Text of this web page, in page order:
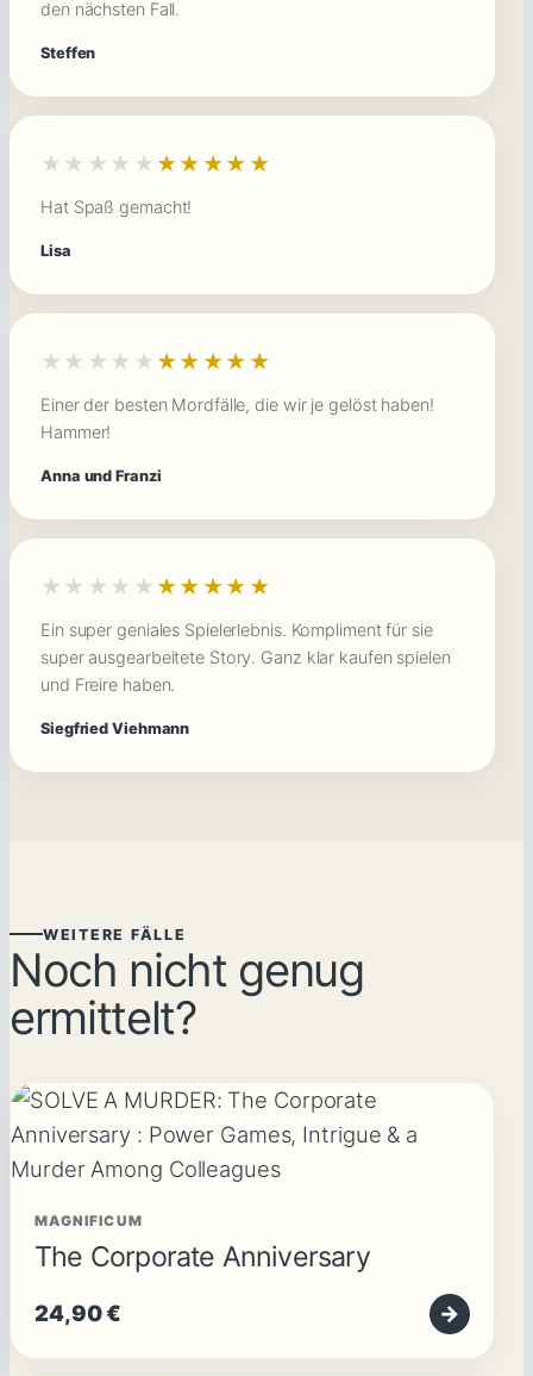
den nächsten Fall.
Steffen
★★★★★ ★★★★★
Hat Spaß gemacht!
Lisa
★★★★★ ★★★★★
Einer der besten Mordfälle, die wir je gelöst haben!
Hammer!
Anna und Franzi
★★★★★ ★★★★★
Ein super geniales Spielerlebnis. Kompliment für sie
super ausgearbeitete Story. Ganz klar kaufen spielen
und Freire haben.
Siegfried Viehmann
WEITERE FÄLLE
Noch nicht genug
ermittelt?
MAGNIFICUM
The Corporate Anniversary
24,90€ →